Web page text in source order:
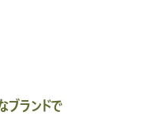
ブランドで